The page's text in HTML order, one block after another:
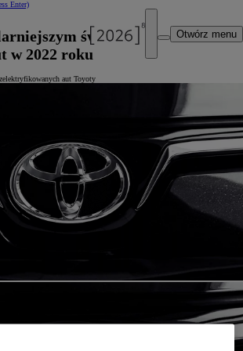
Enter)
Otwórz menu
światowym
w 2022 roku
aut Toyoty